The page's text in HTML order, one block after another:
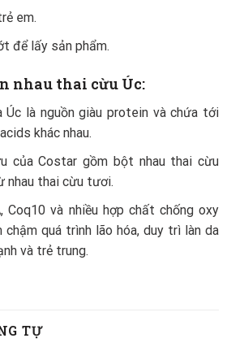
em.
để lấy sản phẩm.
nhau thai cừu Úc:
Úc là nguồn giàu protein và chứa tới
khác nhau.
của Costar gồm bột nhau thai cừu
thai cừu tươi.
Coq10 và nhiều hợp chất chống oxy
chậm quá trình lão hóa, duy trì làn da
và trẻ trung.
TỰ